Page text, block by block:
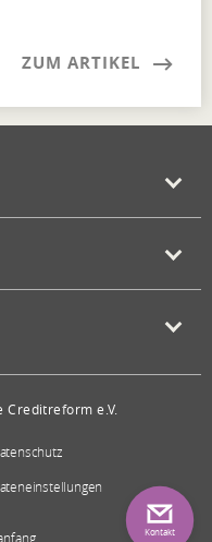
ZUM ARTIKEL
e.V.
Kontakt